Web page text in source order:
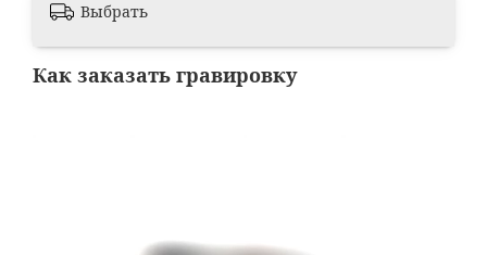
Выбрать
Как заказать гравировку